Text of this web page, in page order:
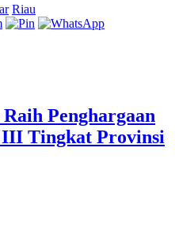
Riau
Penghargaan
Tingkat Provinsi